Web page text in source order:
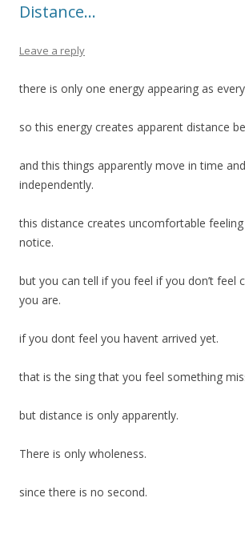
Distance…
Leave a reply
there is only one energy appearing as
so this energy creates apparent distance
and this things apparently move in time
independently.
this distance creates uncomfortable feeling
notice.
but you can tell if you feel if you don’t feel
you are.
if you dont feel you havent arrived yet.
that is the sing that you feel something
but distance is only apparently.
There is only wholeness.
since there is no second.